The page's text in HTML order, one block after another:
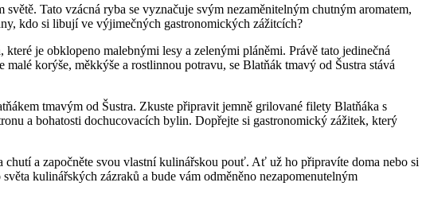
Tato vzácná ryba se vyznačuje svým nezaměnitelným chutným aromatem,
kdo si libují ve výjimečných gastronomických zážitcích?
je obklopeno malebnými lesy a zelenými pláněmi. Právě tato jedinečná
korýše, měkkýše a rostlinnou potravu, se Blatňák tmavý od Šustra stává
tmavým od Šustra. Zkuste připravit jemně grilované filety Blatňáka s
a bohatosti dochucovacích bylin. Dopřejte si gastronomický zážitek, který
a započněte svou vlastní kulinářskou pouť. Ať už ho připravíte doma nebo si
kulinářských zázraků a bude vám odměněno nezapomenutelným